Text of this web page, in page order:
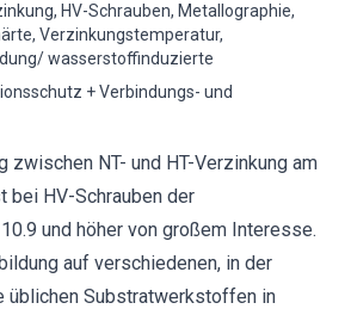
HV-Schrauben, Metallographie,
Verzinkungstemperatur,
wasserstoffinduzierte
+ Verbindungs- und
zwischen NT- und HT-Verzinkung am
bei HV-Schrauben der
und höher von großem Interesse.
auf verschiedenen, in der
üblichen Substratwerkstoffen in